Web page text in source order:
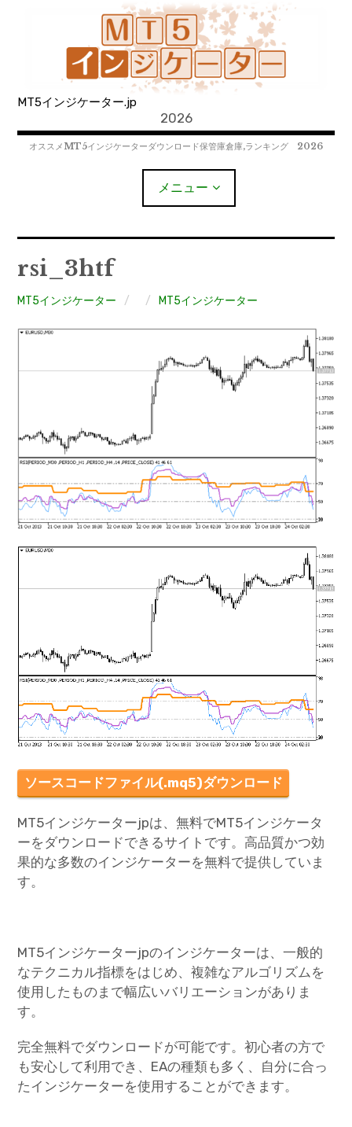
MT5インジケーター.jp
2026
オススメMT5インジケーターダウンロード保管庫倉庫,ランキング 2026
メニュー
MT4EAﾀﾞｳﾝﾛｰﾄﾞ
MT5EAﾀﾞｳﾝﾛｰﾄﾞ
MT4インジケーター
mqファイルをexファイルにする方法
rsi_3htf
MT5インジケーター MT5インジケーター
ソースコードファイル(.mq5)ダウンロード
MT5インジケーターjpは、無料でMT5インジケータ
ーをダウンロードできるサイトです。高品質かつ効
果的な多数のインジケーターを無料で提供していま
す。
MT5インジケーターjpのインジケーターは、一般的
なテクニカル指標をはじめ、複雑なアルゴリズムを
使用したものまで幅広いバリエーションがありま
す。
完全無料でダウンロードが可能です。初心者の方で
も安心して利用でき、EAの種類も多く、自分に合っ
たインジケーターを使用することができます。